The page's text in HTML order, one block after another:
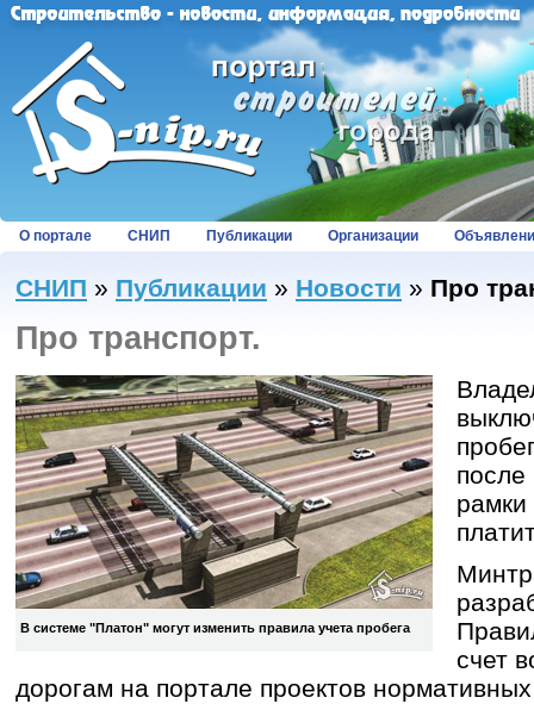
О портале СНИП Публикации Организации
СНИП » Публикации » Новости » Про
Про транспорт.
В системе "Платон" могут изменить правила учета пробега
после
рамки
счет
дорогам на портале проектов